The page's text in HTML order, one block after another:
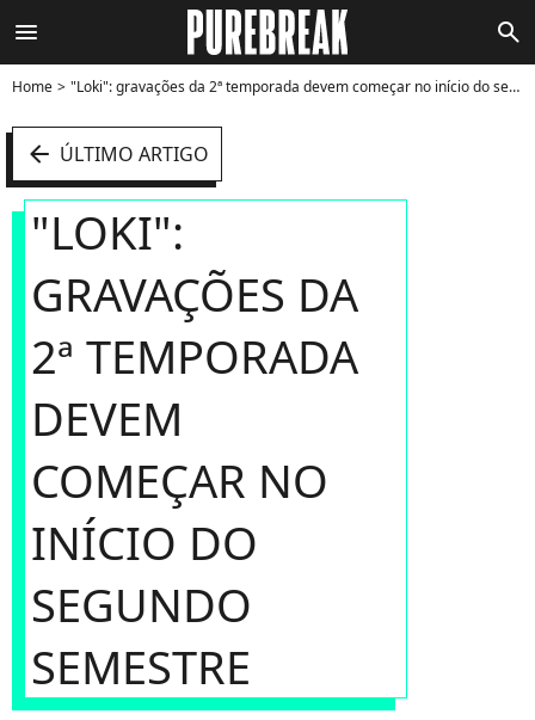
menu search
Home "Loki": gravações da 2ª temporada devem começar no início do segundo semestre - Foto
arrow_left ÚLTIMO ARTIGO
"LOKI":
GRAVAÇÕES DA
2ª TEMPORADA
DEVEM
COMEÇAR NO
INÍCIO DO
SEGUNDO
SEMESTRE